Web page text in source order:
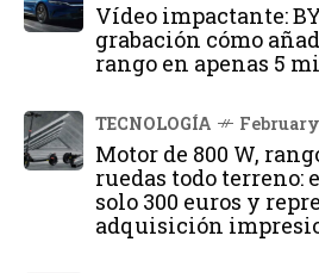
Vídeo impactante:
grabación cómo
rango en apenas 5
TECNOLOGÍA
Motor de 800 W,
ruedas todo terreno:
solo 300 euros y
adquisición